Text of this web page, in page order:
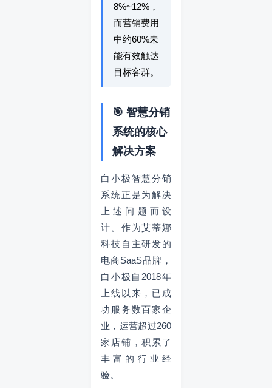
8%~12%，
而营销费用
中约60%未
能有效触达
目标客群。
🎯 智慧分销
系统的核心
解决方案
白小极智慧分销
系统正是为解决
上述问题而设
计。作为艾蒂娜
科技自主研发的
电商SaaS品牌，
白小极自2018年
上线以来，已成
功服务数百家企
业，运营超过260
家店铺，积累了
丰富的行业经
验。